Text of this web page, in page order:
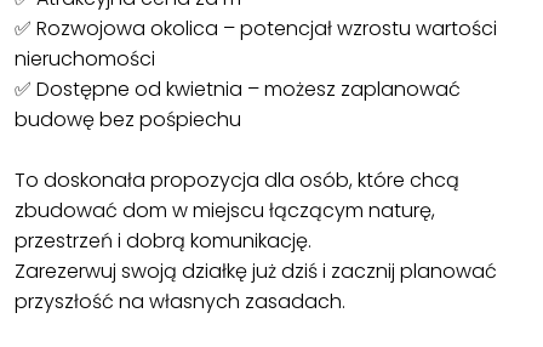
✅ Rozwojowa okolica – potencjał wzrostu wartości
nieruchomości
✅ Dostępne od kwietnia – możesz zaplanować
budowę bez pośpiechu
To doskonała propozycja dla osób, które chcą
zbudować dom w miejscu łączącym naturę,
przestrzeń i dobrą komunikację.
Zarezerwuj swoją działkę już dziś i zacznij planować
przyszłość na własnych zasadach.